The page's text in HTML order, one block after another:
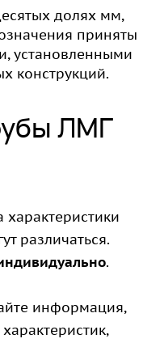
долях мм,
приняты
установленными
конструкций.
ЛМГ
характеристики
различаться.
.
информация,